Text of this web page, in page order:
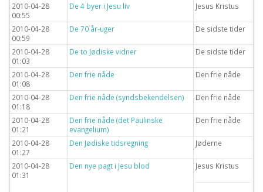
2010-04-28
00:55
De 4 byer i Jesu liv Jesus Kristus
2010-04-28
00:59
De 70 år-uger De sidste tider
2010-04-28
01:03
De to Jødiske vidner De sidste tider
2010-04-28
01:08
Den frie nåde Den frie nåde
2010-04-28
01:18
Den frie nåde (syndsbekendelsen) Den frie nåde
2010-04-28
01:21
Den frie nåde (det Paulinske
evangelium)
Den frie nåde
2010-04-28
01:27
Den Jødiske tidsregning Jøderne
2010-04-28
01:31
Den nye pagt i Jesu blod Jesus Kristus